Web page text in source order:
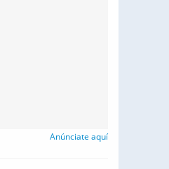
Anúnciate aquí